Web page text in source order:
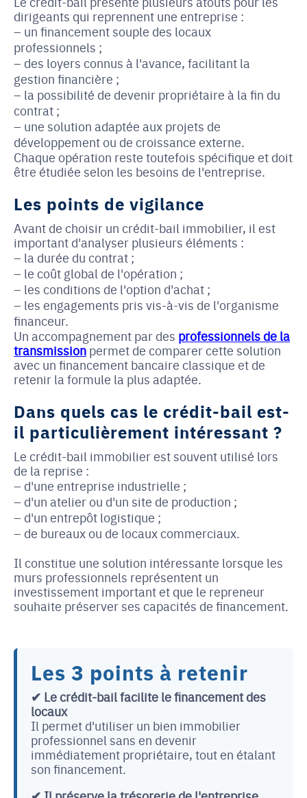
dirigeants qui reprennent une entreprise :
un financement souple des locaux
professionnels ;
des loyers connus à l'avance, facilitant la
gestion financière ;
la possibilité de devenir propriétaire à la fin du
contrat ;
une solution adaptée aux projets de
développement ou de croissance externe.
Chaque opération reste toutefois spécifique et doit
être étudiée selon les besoins de l'entreprise.
Les points de vigilance
Avant de choisir un crédit-bail immobilier, il est
important d'analyser plusieurs éléments :
la durée du contrat ;
le coût global de l'opération ;
les conditions de l'option d'achat ;
les engagements pris vis-à-vis de l'organisme
financeur.
Un accompagnement par des professionnels de la
transmission permet de comparer cette solution
avec un financement bancaire classique et de
retenir la formule la plus adaptée.
Dans quels cas le crédit-bail est-
il particulièrement intéressant ?
Le crédit-bail immobilier est souvent utilisé lors
de la reprise :
d'une entreprise industrielle ;
d'un atelier ou d'un site de production ;
d'un entrepôt logistique ;
de bureaux ou de locaux commerciaux.
Il constitue une solution intéressante lorsque les
murs professionnels représentent un
investissement important et que le repreneur
souhaite préserver ses capacités de financement.
Les 3 points à retenir
✔ Le crédit-bail facilite le financement des
locaux
Il permet d'utiliser un bien immobilier
professionnel sans en devenir
immédiatement propriétaire, tout en étalant
son financement.